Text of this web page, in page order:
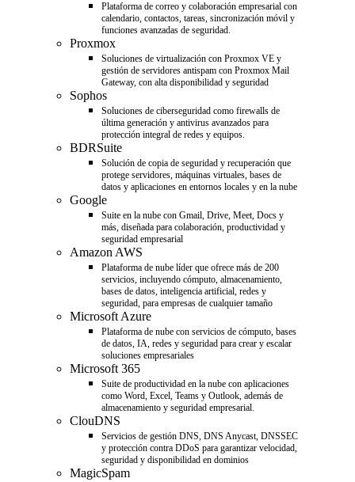
Plataforma de correo y colaboración empresarial con
calendario, contactos, tareas, sincronización móvil y
funciones avanzadas de seguridad.
Proxmox
Soluciones de virtualización con Proxmox VE y
gestión de servidores antispam con Proxmox Mail
Gateway, con alta disponibilidad y seguridad
Sophos
Soluciones de ciberseguridad como firewalls de
última generación y antivirus avanzados para
protección integral de redes y equipos.
BDRSuite
Solución de copia de seguridad y recuperación que
protege servidores, máquinas virtuales, bases de
datos y aplicaciones en entornos locales y en la nube
Google
Suite en la nube con Gmail, Drive, Meet, Docs y
más, diseñada para colaboración, productividad y
seguridad empresarial
Amazon AWS
Plataforma de nube líder que ofrece más de 200
servicios, incluyendo cómputo, almacenamiento,
bases de datos, inteligencia artificial, redes y
seguridad, para empresas de cualquier tamaño
Microsoft Azure
Plataforma de nube con servicios de cómputo, bases
de datos, IA, redes y seguridad para crear y escalar
soluciones empresariales
Microsoft 365
Suite de productividad en la nube con aplicaciones
como Word, Excel, Teams y Outlook, además de
almacenamiento y seguridad empresarial.
ClouDNS
Servicios de gestión DNS, DNS Anycast, DNSSEC
y protección contra DDoS para garantizar velocidad,
seguridad y disponibilidad en dominios
MagicSpam